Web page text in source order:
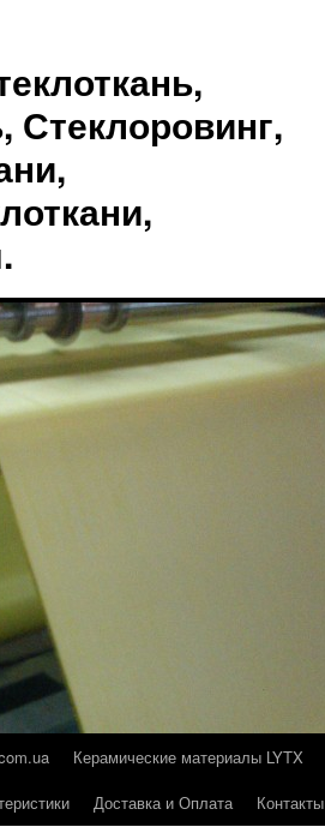
Стеклоровинг,
Керамические материалы LYTX
Доставка и Оплата Контакты